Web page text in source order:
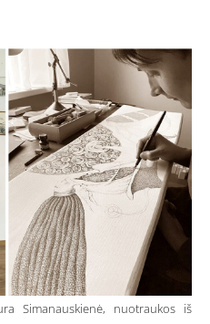
Simanauskienė, nuotraukos iš